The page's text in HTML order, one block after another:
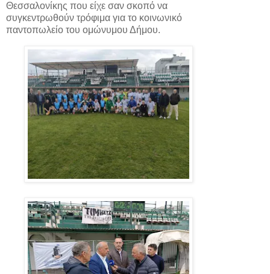
Θεσσαλονίκης που είχε σαν σκοπό να
συγκεντρωθούν τρόφιμα για το κοινωνικό
παντοπωλείο του ομώνυμου Δήμου.